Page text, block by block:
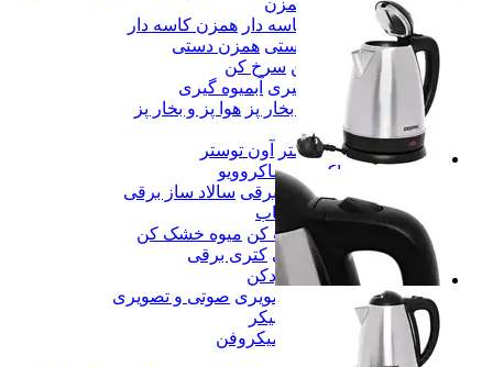
همزن
همزن کاسه دار همزن کاسه دار
همزن دستی همزن دستی
سرخ کن سرخ کن
آبمیوه گیری آبمیوه گیری
هوا پز و بخار پز هوا پز و بخار پز
اتو
اتو
آون توستر
آون توستر
ماکروویو ماکروویو
سالاد ساز برقی سالاد ساز برقی
آسیاب
آسیاب
میوه خشک کن میوه خشک کن
کتری برقی کتری برقی
خردکن
خردکن
صوتی و تصویری صوتی و تصویری
اسپیکر
میکروفن